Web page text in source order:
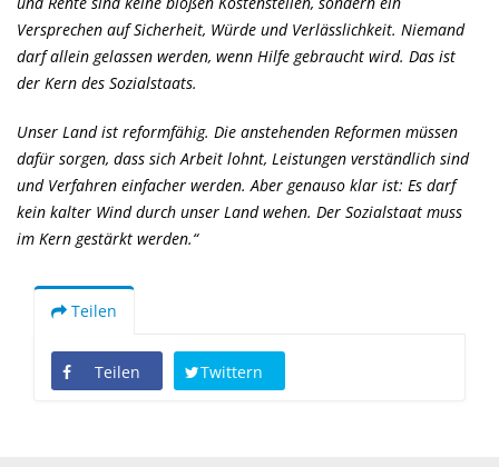
Versprechen auf Sicherheit, Würde und Verlässlichkeit. Niemand
darf allein gelassen werden, wenn Hilfe gebraucht wird. Das ist
der Kern des Sozialstaats.
Unser Land ist reformfähig. Die anstehenden Reformen müssen
dafür sorgen, dass sich Arbeit lohnt, Leistungen verständlich sind
und Verfahren einfacher werden. Aber genauso klar ist: Es darf
kein kalter Wind durch unser Land wehen. Der Sozialstaat muss
im Kern gestärkt werden.“
Teilen
Teilen Twittern